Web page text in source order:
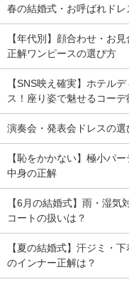
春の結婚式・お呼ばれド
【年代別】顔合わせ・お
正解ワンピースの選び方
【SNS映え確実】ホテル
ス！座り姿で魅せるコーデ
演奏会・発表会ドレスの
【恥をかかない】極小パ
中身の正解
【6月の結婚式】雨・湿
コートの扱いは？
【夏の結婚式】汗ジミ・
のインナー正解は？